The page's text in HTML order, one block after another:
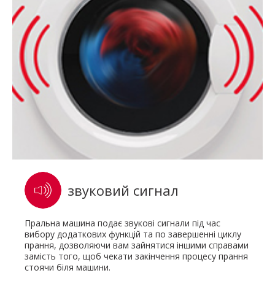
звуковий сигнал
Пральна машина подає звукові сигнали під час
вибору додаткових функцій та по завершенні циклу
прання, дозволяючи вам зайнятися іншими справами
замість того, щоб чекати закінчення процесу прання
стоячи біля машини.